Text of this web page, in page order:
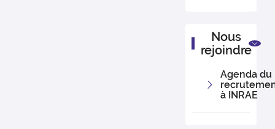
Nous
rejoindre
Agenda du
à INRAE